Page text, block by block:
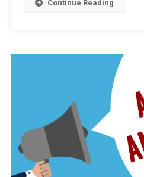
Continue Reading